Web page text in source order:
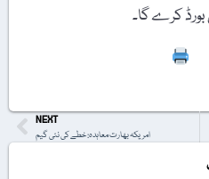
بورڈ کرے گا۔
NEXT
امریکہ بھارت معاہدہ: خطے کی نئی گیم